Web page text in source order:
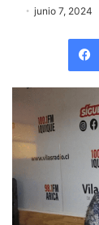
junio 7, 2024